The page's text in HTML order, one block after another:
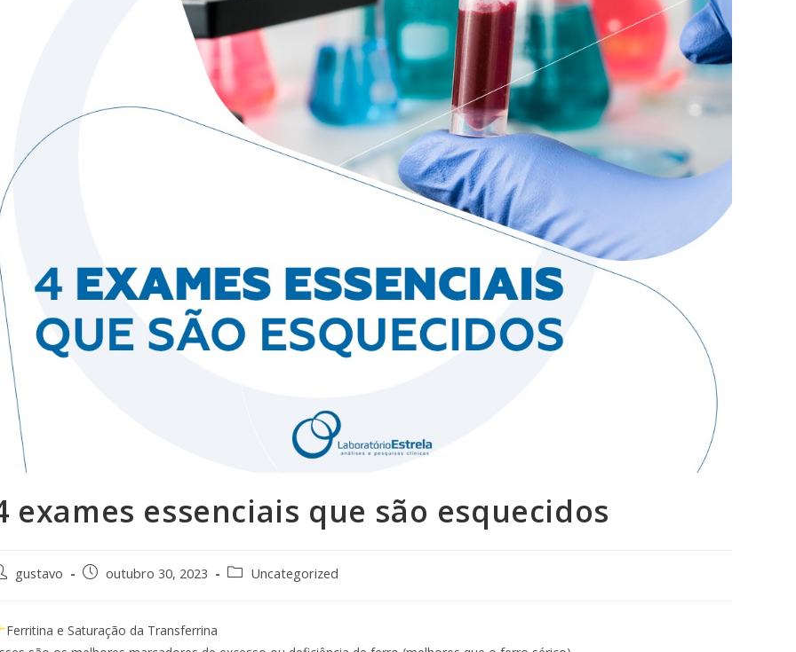
exames essenciais que são esquecidos
gustavo outubro 30, 2023 Uncategorized
Ferritina e Saturação da Transferrina